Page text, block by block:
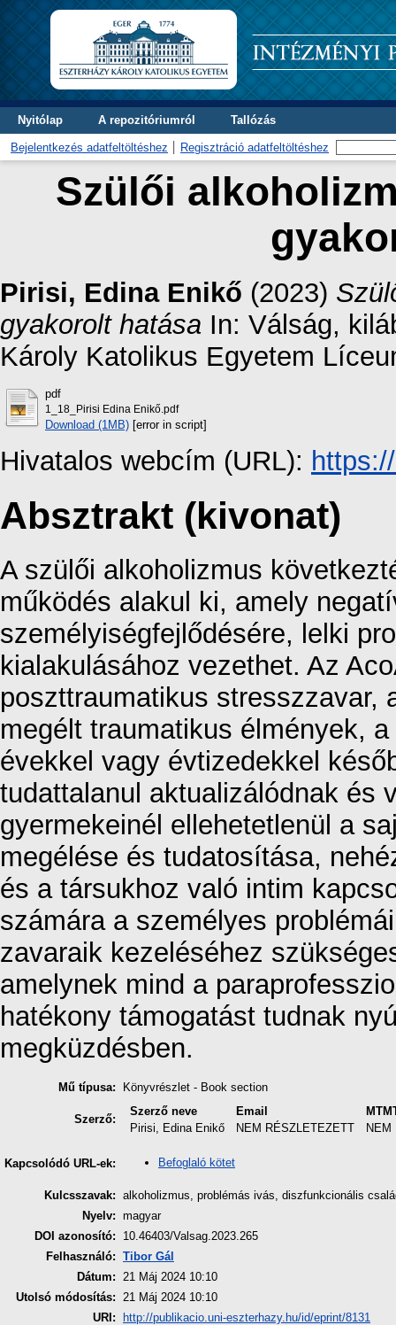
Nyitólap A repozitóriumról Tallózás
Bejelentkezés adatfeltöltéshez Regisztráció adatfeltöltéshez
Szülői
Pirisi, Edina Enikő (2023)
gyakorolt hatása In: Válság,
Károly Katolikus Egyetem
pdf
1_18_Pirisi Edina Enikő.pdf
Download (1MB) [error in script]
Hivatalos webcím (URL):
Absztrakt (kivonat)
A szülői alkoholizmus
működés alakul ki, amely
személyiségfejlődésére, lelki
kialakulásához vezethet. Az
poszttraumatikus stresszzavar,
megélt traumatikus élmények,
évekkel vagy évtizedekkel
tudattalanul aktualizálódnak és
gyermekeinél ellehetetlenül a
megélése és tudatosítása,
és a társukhoz való intim
számára a személyes
zavaraik kezeléséhez
amelynek mind a
hatékony támogatást tudnak
megküzdésben.
Mű típusa: Könyvrészlet - Book section
Szerző:
Szerző neve Email
Pirisi, Edina Enikő
NEM RÉSZLETEZETT NEM
Kapcsolódó URL-ek: Befoglaló kötet
Kulcsszavak: alkoholizmus, problémás ivás, diszfunkcionális
Nyelv: magyar
DOI azonosító:
10.46403/Valsag.2023.265
Felhasználó: Tibor Gál
Dátum:
21 Máj 2024 10:10
Utolsó módosítás:
21 Máj 2024 10:10
URI:
http://publikacio.uni-eszterhazy.hu/id/eprint/8131